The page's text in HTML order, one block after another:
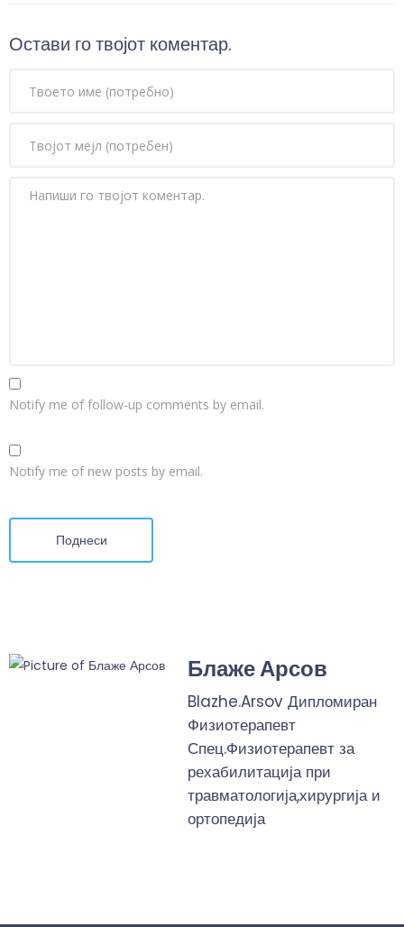
Остави го твојот коментар.
Notify me of follow-up comments by email.
Notify me of new posts by email.
Поднеси
Блаже Арсов
Blazhe.Arsov Дипломиран
Физиотерапевт
Спец.Физиотерапевт за
рехабилитација при
травматологија,хирургија и
ортопедија